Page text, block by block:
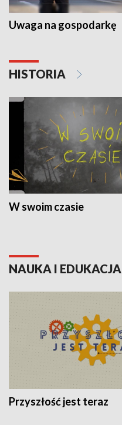
Uwaga na gospodarkę
HISTORIA
W swoim czasie
NAUKA I EDUKACJA
Przyszłość jest teraz